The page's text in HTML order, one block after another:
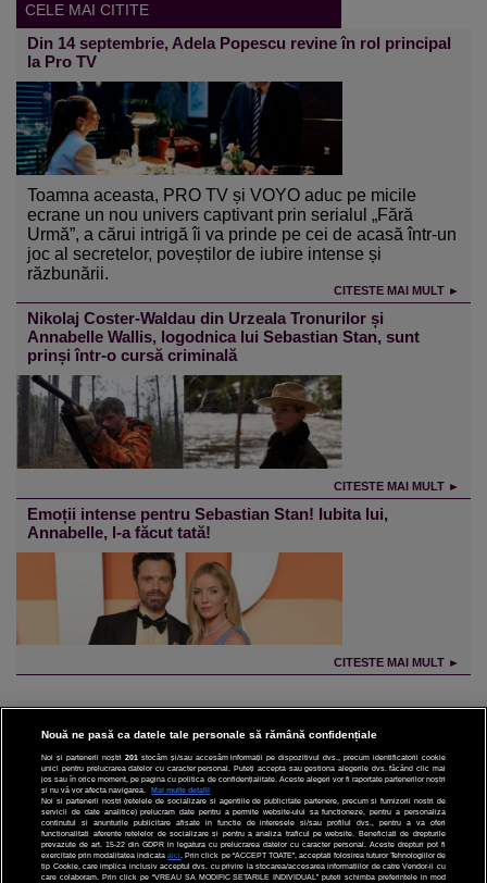
CELE MAI CITITE
Din 14 septembrie, Adela Popescu revine în rol principal
la Pro TV
Toamna aceasta, PRO TV și VOYO aduc pe micile
ecrane un nou univers captivant prin serialul „Fără
Urmă”, a cărui intrigă îi va prinde pe cei de acasă într-un
joc al secretelor, poveștilor de iubire intense și
răzbunării.
CITESTE MAI MULT ►
Nikolaj Coster-Waldau din Urzeala Tronurilor și
Annabelle Wallis, logodnica lui Sebastian Stan, sunt
prinși într-o cursă criminală
CITESTE MAI MULT ►
Emoții intense pentru Sebastian Stan! Iubita lui,
Annabelle, l-a făcut tată!
CITESTE MAI MULT ►
CINEMA
DIVERTISMENT
STIRI
Nouă ne pasă ca datele tale personale să rămână confidențiale
Noi și partenerii noștri 201 stocăm și/sau accesăm informații pe dispozitivul dvs., precum identificatorii cookie
unici pentru prelucrarea datelor cu caracter personal. Puteți accepta sau gestiona alegerile dvs. făcând clic mai
jos sau în orice moment, pe pagina cu politica de confidențialitate. Aceste alegeri vor fi raportate partenerilor noștri
și nu vă vor afecta navigarea.
Mai multe detalii
Noi si partenerii nostri (retelele de socializare si agentiile de publicitate partenere, precum si furnizorii nostri de
servicii de date analitice) prelucram date pentru a permite website-ului sa functioneze, pentru a personaliza
continutul si anunturile publicitare afisate in functie de interesele si/sau profilul dvs., pentru a va oferi
functionalitati aferente retelelor de socializare si pentru a analiza traficul pe website. Beneficiati de drepturile
prevazute de art. 15-22 din GDPR in legatura cu prelucrarea datelor cu caracter personal. Aceste drepturi pot fi
exercitate prin modalitatea indicataaici . Prin click pe “ACCEPT TOATE”, acceptati folosirea tuturor Tehnologiilor de
tip Cookie, care implica inclusiv acceptul dvs. cu privire la stocarea/accesarea informatiilor de catre Vendor-ii cu
care colaboram. Prin click pe “VREAU SA MODIFIC SETARILE INDIVIDUAL” puteti schimba preferintele in mod